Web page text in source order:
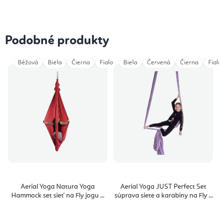
Podobné produkty
Aerial Yoga Natura Yoga
Hammock set sieť na Fly jogu a
Béžová Biela Čierna Fialová Šedá Tyrkysová Vínová
Aerial Yoga JUST Perfect Set
súprava siete a karabíny na Fly a
Biela Červená Čierna